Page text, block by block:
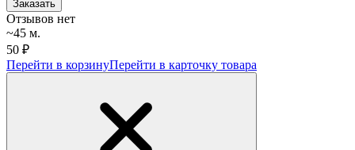
Заказать
Отзывов нет
~45 м.
50 ₽
Перейти в корзинуПерейти в карточку товара